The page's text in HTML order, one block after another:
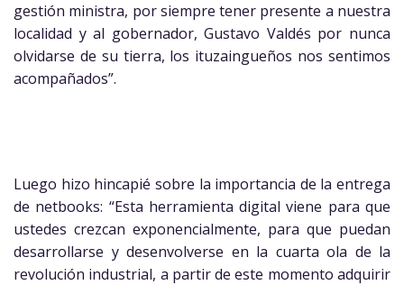
gestión ministra, por siempre tener presente a nuestra
localidad y al gobernador, Gustavo Valdés por nunca
olvidarse de su tierra, los ituzaingueños nos sentimos
acompañados”.
Luego hizo hincapié sobre la importancia de la entrega
de netbooks: “Esta herramienta digital viene para que
ustedes crezcan exponencialmente, para que puedan
desarrollarse y desenvolverse en la cuarta ola de la
revolución industrial, a partir de este momento adquirir